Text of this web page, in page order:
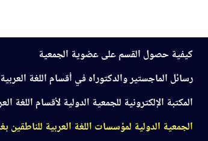
كيفية حصول القسم على عضوية الجمعية
رسائل الماجستير والدكتوراه في أقسام اللغة
المكتبة الإلكترونية للجمعية الدولية لأقسام اللغة
الجمعية الدولية لمؤسسات اللغة العربية للناطقين